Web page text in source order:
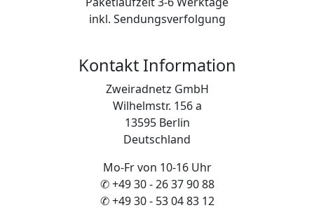
inkl. Sendungsverfolgung
Kontakt Information
Zweiradnetz GmbH
Wilhelmstr. 156 a
13595 Berlin
Deutschland
Mo-Fr von 10-16 Uhr
✆ +49 30 - 26 37 90 88
✆ +49 30 - 53 04 83 12